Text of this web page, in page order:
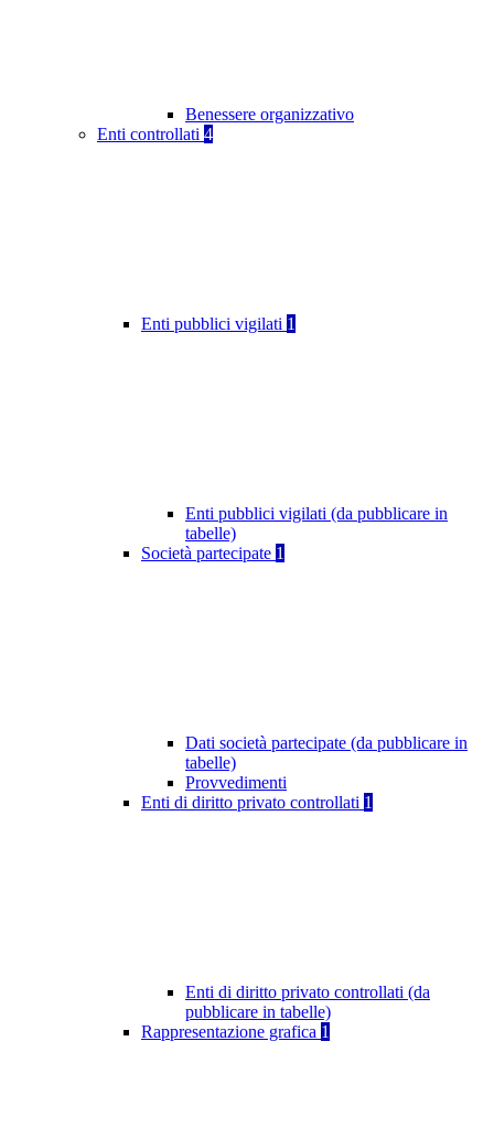
Benessere organizzativo
Enti controllati 4
Enti pubblici vigilati 1
Enti pubblici vigilati (da pubblicare in
tabelle)
Società partecipate 1
Dati società partecipate (da pubblicare in
tabelle)
Provvedimenti
Enti di diritto privato controllati 1
Enti di diritto privato controllati (da
pubblicare in tabelle)
Rappresentazione grafica 1